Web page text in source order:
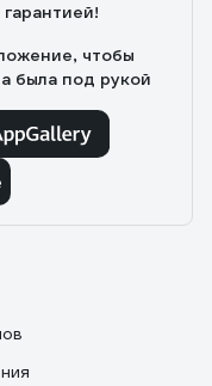
чтобы
была под рукой